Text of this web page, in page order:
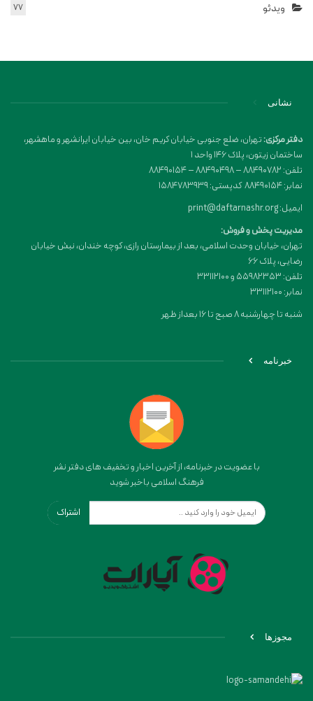
ویدئو 77
نشانی
دفتر مرکزی:تهران، ضلع جنوبی خیابان کریم خان، بین خیابان ایرانشهر و ماهشهر،
ساختمان زیتون، پلاک 146 واحد 1
تلفن: 88490782 – 88490498 – 88490154
نمابر: 88490154 کدپستی: 1584783939
ایمیل: print@daftarnashr.org
مدیریت پخش و فروش:
تهران، خیابان وحدت اسلامی، بعد از بیمارستان رازی، کوچه خندان، نبش خیابان
رضایی، پلاک ۶۶
تلفن: 55982353 و 33112100
نمابر: 33112100
شنبه تا چهارشنبه 8 صبح تا 16 بعداز ظهر
خبرنامه
با عضویت در خبرنامه، از آخرین اخبار و تخفیف های دفتر نشر
فرهنگ اسلامی باخبر شوید
اشتراک
مجوزها